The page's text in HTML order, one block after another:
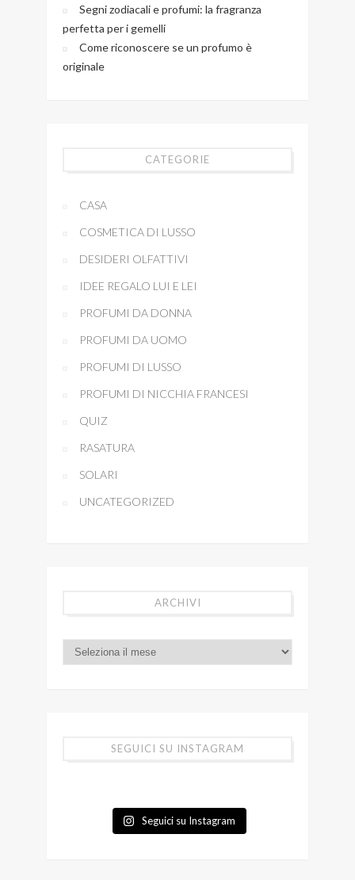
Segni zodiacali e profumi: la fragranza
perfetta per i gemelli
Come riconoscere se un profumo è
originale
CATEGORIE
CASA
COSMETICA DI LUSSO
DESIDERI OLFATTIVI
IDEE REGALO LUI E LEI
PROFUMI DA DONNA
PROFUMI DA UOMO
PROFUMI DI LUSSO
PROFUMI DI NICCHIA FRANCESI
QUIZ
RASATURA
SOLARI
UNCATEGORIZED
ARCHIVI
SEGUICI SU INSTAGRAM
Seguici su Instagram